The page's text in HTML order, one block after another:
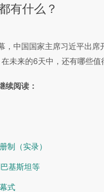
有什么？
中国国家主席习近平出席
未来的6天中，还有哪些值
续阅读：
制（实录）
基斯坦等
式